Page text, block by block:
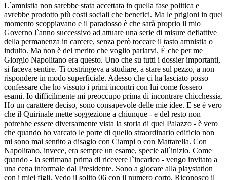
L`amnistia non sarebbe stata accettata in quella fase politica e
avrebbe prodotto più costi sociali che benefici. Ma le prigioni in quel
momento scoppiavano e il paradosso è che sarà proprio il mio
Governo l`anno successivo ad attuare una serie di misure deflattive
della permanenza in carcere, senza però toccare il tasto amnistia o
indulto. Ma non è del merito che voglio parlarvi. È che per me
Giorgio Napolitano era questo. Uno che su tutti i dossier importanti,
si faceva sentire. Ti costringeva a studiare, a stare sul pezzo, a non
rispondere in modo superficiale. Adesso che ci ha lasciato posso
confessare che ho vissuto i primi incontri con lui come fossero
esami. Io difficilmente mi preoccupo prima di incontrare chicchessia.
Ho un carattere deciso, sono consapevole delle mie idee. E se è vero
che il Quirinale mette soggezione a chiunque - e del resto non
potrebbe essere diversamente vista la storia di quel Palazzo - è vero
che quando ho varcato le porte di quello straordinario edificio non
mi sono mai sentito a disagio con Ciampi o con Mattarella. Con
Napolitano, invece, era sempre un esame, specie all`inizio. Come
quando - la settimana prima di ricevere l`incarico - vengo invitato a
una cena informale dal Presidente. Sono a giocare alla playstation
con i miei figli. Vedo il solito 06 con il numero corto. Riconosco il